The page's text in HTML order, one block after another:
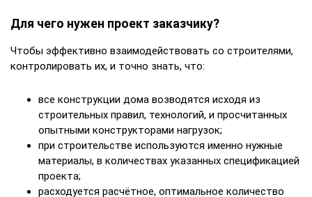
Для чего нужен проект заказчику?
Чтобы эффективно взаимодействовать со строителями,
контролировать их, и точно знать, что:
все конструкции дома возводятся исходя из
строительных правил, технологий, и просчитанных
опытными конструкторами нагрузок;
при строительстве используются именно нужные
материалы, в количествах указанных спецификацией
проекта;
расходуется расчётное, оптимальное количество